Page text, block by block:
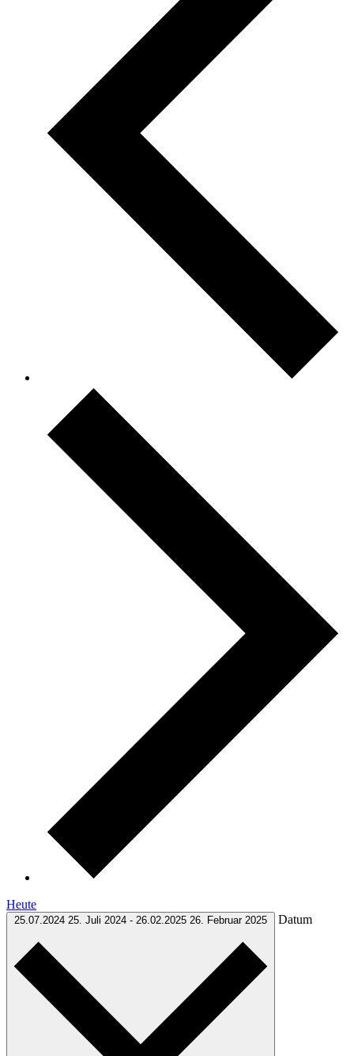
Heute
25.07.2024 25. Juli 2024 - 26.02.2025 26. Februar 2025 Datum